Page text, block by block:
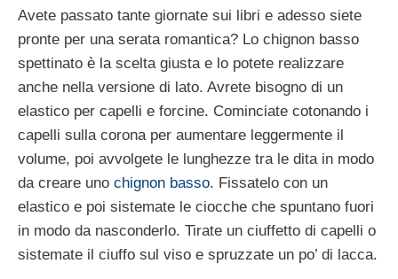
Avete passato tante giornate sui libri e adesso siete
pronte per una serata romantica? Lo chignon basso
spettinato è la scelta giusta e lo potete realizzare
anche nella versione di lato. Avrete bisogno di un
elastico per capelli e forcine. Cominciate cotonando i
capelli sulla corona per aumentare leggermente il
volume, poi avvolgete le lunghezze tra le dita in modo
da creare uno chignon basso. Fissatelo con un
elastico e poi sistemate le ciocche che spuntano fuori
in modo da nasconderlo. Tirate un ciuffetto di capelli o
sistemate il ciuffo sul viso e spruzzate un po’ di lacca.